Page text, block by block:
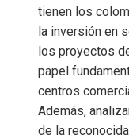
tienen los
la inversión en
los proyectos
papel
centros
Además,
de la